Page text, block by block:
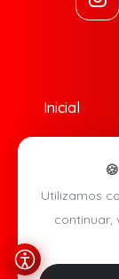
Inicial
Agora
Utilizamos
continuar,